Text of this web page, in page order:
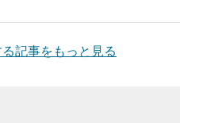
記事をもっと見る